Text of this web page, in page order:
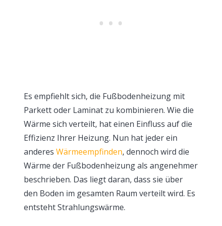
Es empfiehlt sich, die Fußbodenheizung mit
Parkett oder Laminat zu kombinieren. Wie die
Wärme sich verteilt, hat einen Einfluss auf die
Effizienz Ihrer Heizung. Nun hat jeder ein
anderes Wärmeempfinden, dennoch wird die
Wärme der Fußbodenheizung als angenehmer
beschrieben. Das liegt daran, dass sie über
den Boden im gesamten Raum verteilt wird. Es
entsteht Strahlungswärme.